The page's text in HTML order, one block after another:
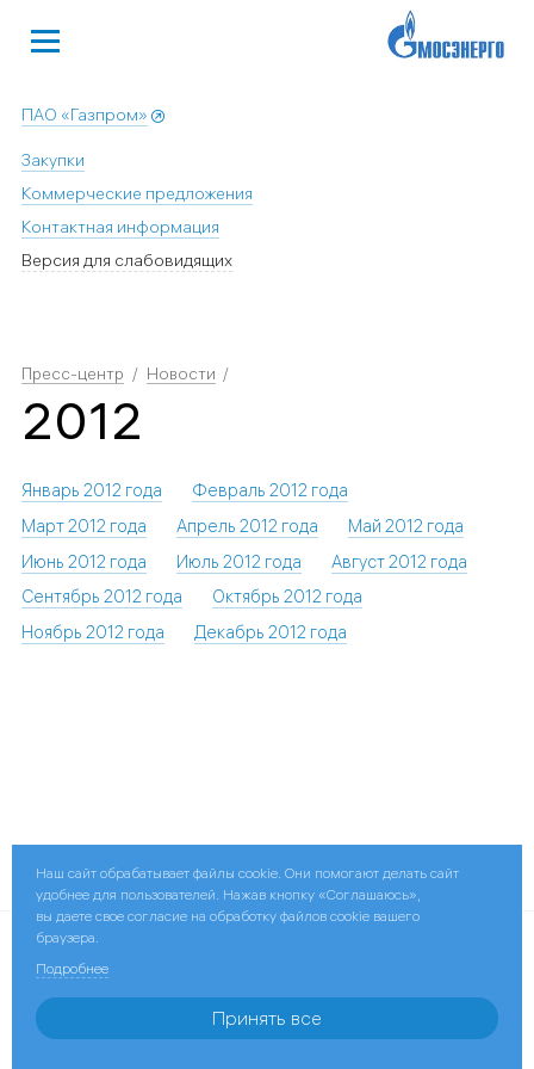
ПАО «Газпром»
Закупки
Коммерческие предложения
Контактная информация
Версия для слабовидящих
Пресс-центр Новости
2012
Январь 2012 года
Февраль 2012 года
Март 2012 года
Апрель 2012 года
Май 2012 года
Июнь 2012 года
Июль 2012 года
Август 2012 года
Сентябрь 2012 года
Октябрь 2012 года
Ноябрь 2012 года
Декабрь 2012 года
Поделиться:
© 2026 ПАО «Мосэнерго»
ПАО «Газпром»
Наш сайт обрабатывает файлы cookie. Они помогают делать сайт
удобнее для пользователей. Нажав кнопку «Соглашаюсь»,
вы даете свое согласие на обработку файлов cookie вашего
браузера.
Подробнее
Принять все